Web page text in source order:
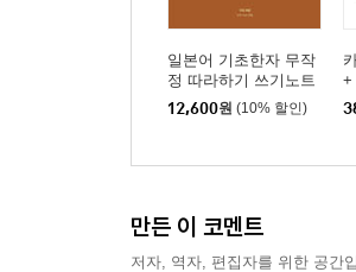
일본어 기초한자 무작
정 따라하기 쓰기노트
12,600원 (10% 할인)
+
만든 이 코멘트
저자, 역자, 편집자를 위한 공간